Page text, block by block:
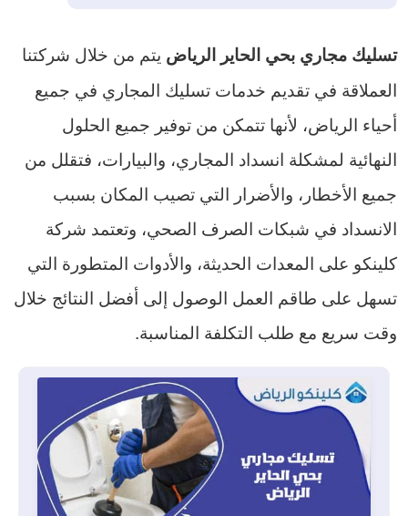
تسليك مجاري بحي الحاير الرياض يتم من خلال شركتنا
العملاقة في تقديم خدمات تسليك المجاري في جميع
أحياء الرياض، لأنها تتمكن من توفير جميع الحلول
النهائية لمشكلة انسداد المجاري، والبيارات، فتقلل من
جميع الأخطار، والأضرار التي تصيب المكان بسبب
الانسداد في شبكات الصرف الصحي، وتعتمد شركة
كلينكو على المعدات الحديثة، والأدوات المتطورة التي
تسهل على طاقم العمل الوصول إلى أفضل النتائج خلال
وقت سريع مع طلب التكلفة المناسبة.